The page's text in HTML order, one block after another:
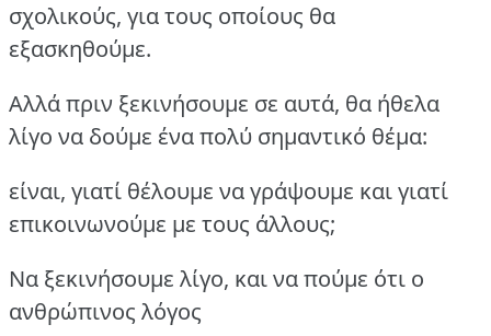
σχολικούς, για τους οποίους θα
εξασκηθούμε.
Αλλά πριν ξεκινήσουμε σε αυτά, θα ήθελα
λίγο να δούμε ένα πολύ σημαντικό θέμα:
είναι, γιατί θέλουμε να γράψουμε και γιατί
επικοινωνούμε με τους άλλους;
Να ξεκινήσουμε λίγο, και να πούμε ότι ο
ανθρώπινος λόγος